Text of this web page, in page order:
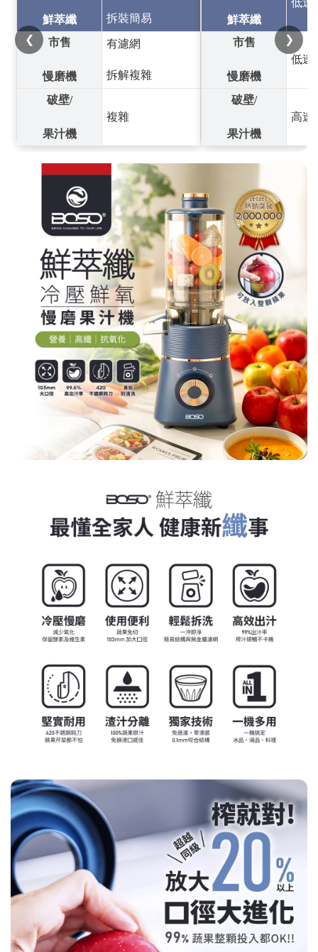
❮ ❯
鮮萃纖
拆裝簡易
市售
慢磨機
有濾網
拆解複雜
破壁/
果汁機
複雜
鮮萃纖
低速
市售
慢磨機
低速
破壁/
果汁機
高速